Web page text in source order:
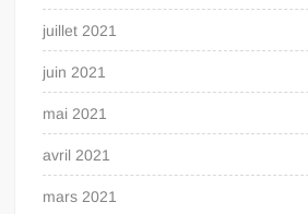
juillet 2021
juin 2021
mai 2021
avril 2021
mars 2021